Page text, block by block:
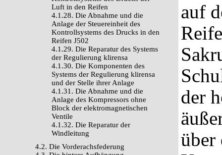
Luft in den Reifen
4.1.28. Die Abnahme und die
Anlage der Steuereinheit des
Kontrollsystems des Drucks in den
Reifen J502
4.1.29. Die Reparatur des Systems
der Regulierung klirensa
4.1.30. Die Komponenten des
Systems der Regulierung klirensa
und der Stelle ihrer Anlage
4.1.31. Die Abnahme und die
Anlage des Kompressors ohne
Block der elektromagnetischen
Ventile
4.1.32. Die Reparatur der
Windleitung
4.2. Die Vorderachsfederung
auf
der
über